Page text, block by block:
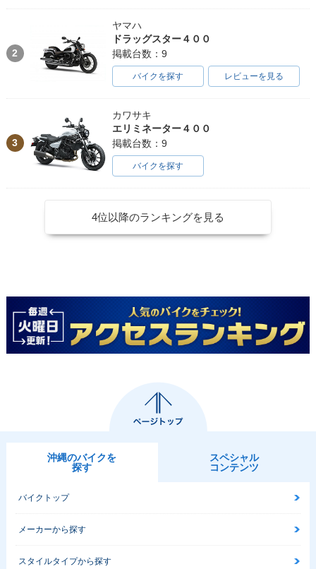
2
ヤマハ
ドラッグスター４００
掲載台数：9
バイクを探す レビューを見る
3
カワサキ
エリミネーター４００
掲載台数：9
バイクを探す
4位以降のランキングを見る
沖縄のバイクを
探す
スペシャル
コンテンツ
バイクトップ
メーカーから探す
スタイルタイプから探す